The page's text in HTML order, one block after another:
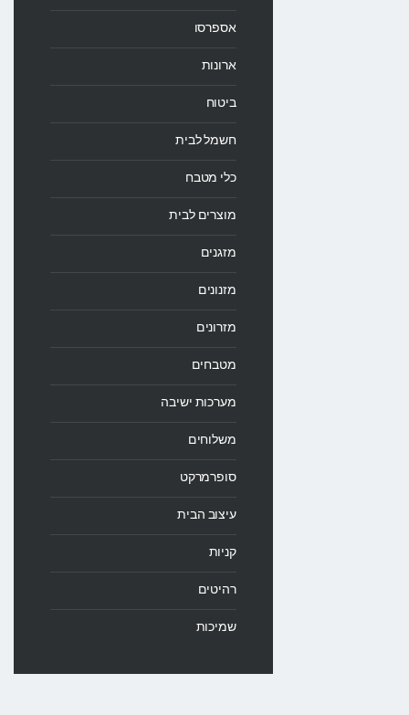
אספרסו
ארונות
ביטוח
חשמל לבית
כלי מטבח
מוצרים לבית
מזגנים
מזנונים
מזרונים
מטבחים
מערכות ישיבה
משלוחים
סופרמרקט
עיצוב הבית
קניות
רהיטים
שמיכות